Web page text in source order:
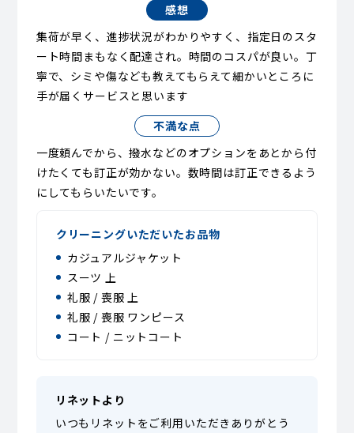
感想
集荷が早く、進捗状況がわかりやすく、指定日のスタ
ート時間まもなく配達され。時間のコスパが良い。丁
寧で、シミや傷なども教えてもらえて細かいところに
手が届くサービスと思います
不満な点
一度頼んでから、撥水などのオプションをあとから付
けたくても訂正が効かない。数時間は訂正できるよう
にしてもらいたいです。
クリーニングいただいたお品物
カジュアルジャケット
スーツ 上
礼服 / 喪服 上
礼服 / 喪服 ワンピース
コート / ニットコート
リネットより
いつもリネットをご利用いただきありがとう